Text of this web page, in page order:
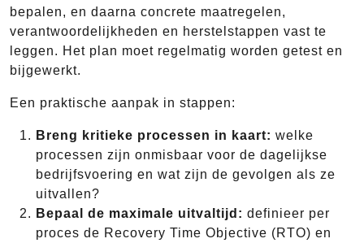
bepalen, en daarna concrete maatregelen,
verantwoordelijkheden en herstelstappen vast te
leggen. Het plan moet regelmatig worden getest en
bijgewerkt.
Een praktische aanpak in stappen:
Breng kritieke processen in kaart: welke
processen zijn onmisbaar voor de dagelijkse
bedrijfsvoering en wat zijn de gevolgen als ze
uitvallen?
Bepaal de maximale uitvaltijd: definieer per
proces de Recovery Time Objective (RTO) en